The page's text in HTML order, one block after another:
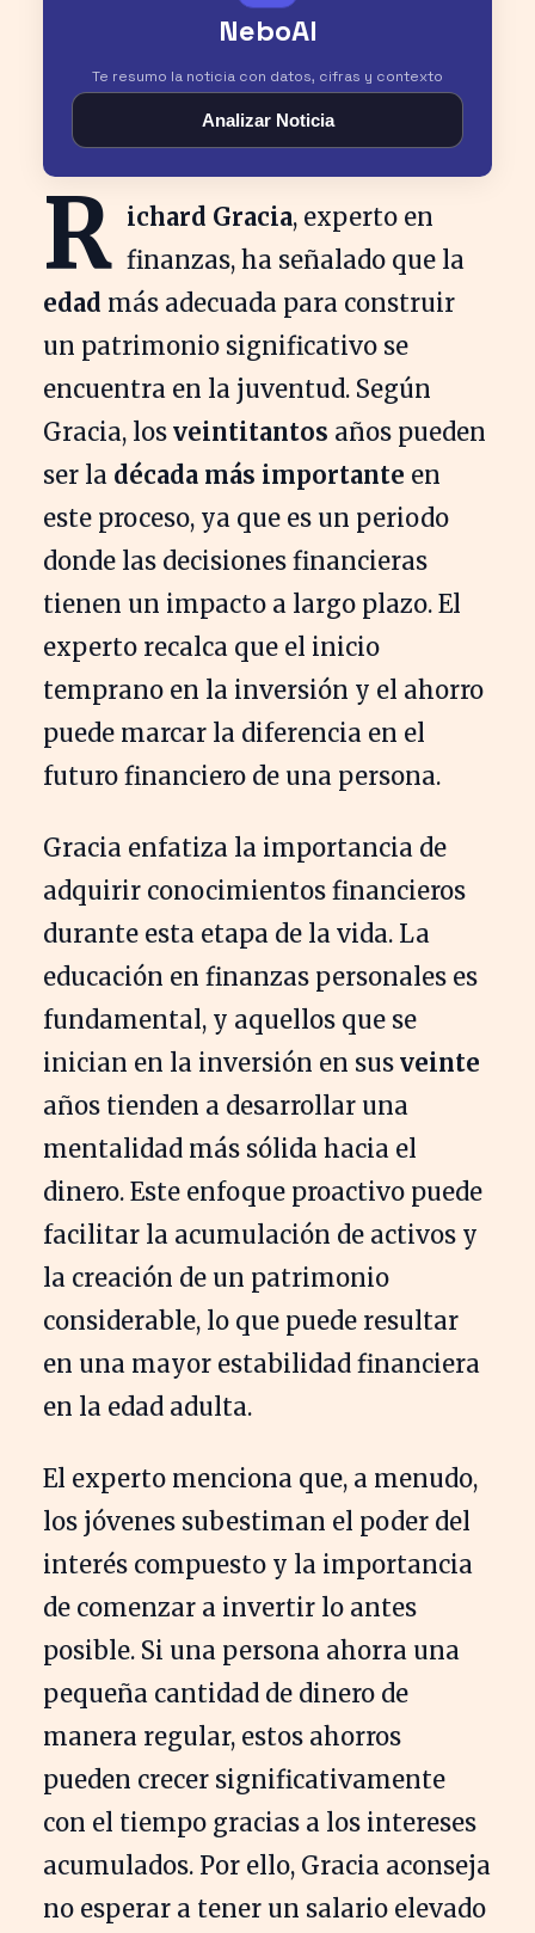
NeboAI
Te resumo la noticia con datos, cifras y contexto
Analizar Noticia
R ichard Gracia, experto en
finanzas, ha señalado que la
edad más adecuada para construir
un patrimonio significativo se
encuentra en la juventud. Según
Gracia, los veintitantos años pueden
ser la década más importante en
este proceso, ya que es un periodo
donde las decisiones financieras
tienen un impacto a largo plazo. El
experto recalca que el inicio
temprano en la inversión y el ahorro
puede marcar la diferencia en el
futuro financiero de una persona.
Gracia enfatiza la importancia de
adquirir conocimientos financieros
durante esta etapa de la vida. La
educación en finanzas personales es
fundamental, y aquellos que se
inician en la inversión en sus veinte
años tienden a desarrollar una
mentalidad más sólida hacia el
dinero. Este enfoque proactivo puede
facilitar la acumulación de activos y
la creación de un patrimonio
considerable, lo que puede resultar
en una mayor estabilidad financiera
en la edad adulta.
El experto menciona que, a menudo,
los jóvenes subestiman el poder del
interés compuesto y la importancia
de comenzar a invertir lo antes
posible. Si una persona ahorra una
pequeña cantidad de dinero de
manera regular, estos ahorros
pueden crecer significativamente
con el tiempo gracias a los intereses
acumulados. Por ello, Gracia aconseja
no esperar a tener un salario elevado